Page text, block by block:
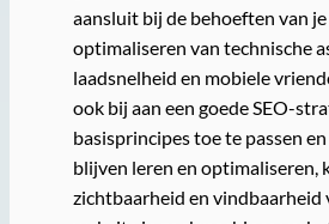
aansluit bij de behoeften van
optimaliseren van technische
laadsnelheid en mobiele
ook bij aan een goede SEO-
basisprincipes toe te passen
blijven leren en optimaliseren,
zichtbaarheid en vindbaarheid